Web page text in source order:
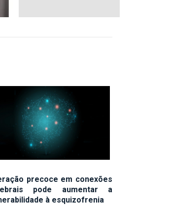
precoce em conexões
pode aumentar a
à esquizofrenia